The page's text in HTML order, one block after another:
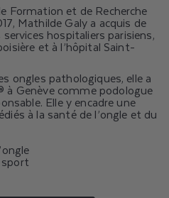
Formation et de Recherche
Mathilde Galy a acquis de
hospitaliers parisiens,
et à l’hôpital Saint-
ongles pathologiques, elle a
à Genève comme podologue
Elle y encadre une
à la santé de l’ongle et du